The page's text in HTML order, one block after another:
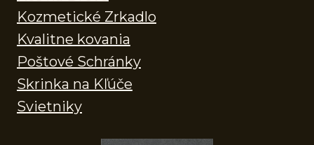
Kozmetické Zrkadlo
Kvalitne kovania
Poštové Schránky
Skrinka na Kľúče
Svietniky